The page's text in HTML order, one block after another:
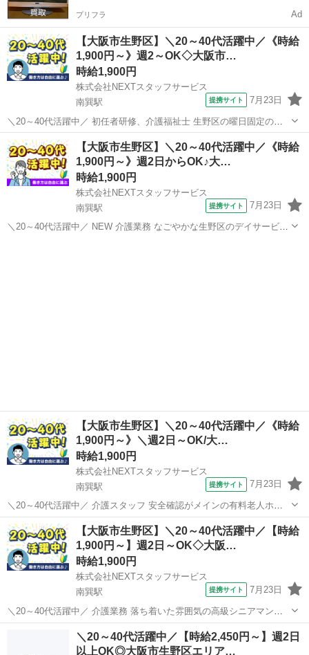
プリフラ Ad
【大阪市生野区】＼20～40代活躍中／《時給
1,900円～》週2～OK◇大阪市…
時給1,900円
株式会社NEXTスタッフサービス
南巽駅
提携サイト 7月23日
＼20～40代活躍中／ 初任者研修、介護福祉士 生野区の曜日固定の新
設施設 おすすめPOINT ‾‾‾‾‾‾‾‾‾‾‾‾‾ ・柔軟シフトで無理なく働ける! ・子
育てや家庭と両立したい方にぴったり ・日勤/夜勤/曜日固定/...
大阪 大阪市 南巽駅 介護
【大阪市生野区】＼20～40代活躍中／《時給
1,900円～》週2日からOK♪大…
時給1,900円
株式会社NEXTスタッフサービス
南巽駅
提携サイト 7月23日
＼20～40代活躍中／ NEW 介護業務 なごやかな生野区のデイサービス
【大阪市生野区】＼20～40代活躍中／《時給
1,900円～》＼週2日～OK/大…
時給1,900円
株式会社NEXTスタッフサービス
南巽駅
提携サイト 7月23日
＼20～40代活躍中／ 介護スタッフ 安全確認がメインの有料老人ホー
ム */* *履歴書不要でらくらくお仕事探し!* *しっかり稼げる×見守りメ
インの夜勤職* *＼* 入居者さんの生活のサポートをお願いします。 急
な...
大阪 大阪市 南巽駅 介護
【大阪市生野区】＼20～40代活躍中／【時給
1,900円～】週2日～OK◇大阪…
時給1,900円
株式会社NEXTスタッフサービス
南巽駅
提携サイト 7月23日
＼20～40代活躍中／ 介護業務 落ち着いた雰囲気の高級シニアマンシ
ョン おすすめPOINT ‾‾‾‾‾‾‾‾‾‾‾‾‾ ・柔軟シフトで無理なく働ける! ・子育
てや家庭と両立したい方にぴったり ・日勤/夜勤/曜日固定/短...
介護
＼20～40代活躍中／【時給2,450円～】週2日
以上OK◎大阪市生野区エリア…